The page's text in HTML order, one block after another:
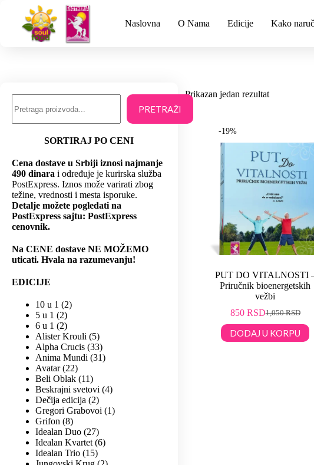
Naslovna O Nama Edicije Kako
Prikazan jedan rezultat
-19%
PUT DO VITALNOSTI
Priručnik bioenergetskih
vežbi
1,050RSD
850 RSD
DODAJ U KORPU
PRETRAŽI
SORTIRAJ PO CENI
Cena dostave u Srbiji iznosi najmanje
490 dinara i određuje je kurirska služba
PostExpress. Iznos može varirati zbog
težine, vrednosti i mesta isporuke.
Detalje možete pogledati na
PostExpress sajtu: PostExpress
cenovnik.
Na CENE dostave NE MOŽEMO
uticati. Hvala na razumevanju!
EDICIJE
10 u 1
2
5 u 1
2
6 u 1
2
Alister Krouli
5
Alpha Crucis 33
Anima Mundi 31
Avatar 22
Beli Oblak 11
Beskrajni svetovi 4
Dečija edicija
2
Gregori Grabovoi
1
Grifon 8
Idealan Duo 27
Idealan Kvartet 6
Idealan Trio 15